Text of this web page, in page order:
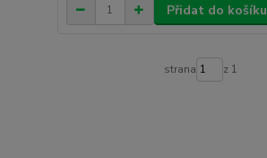
Přidat do košíku
strana z 1